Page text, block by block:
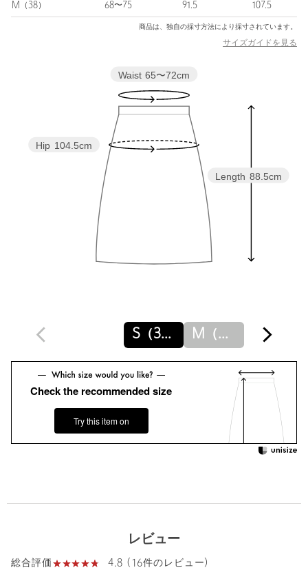
============================
============================
※商品に「取り扱い上の注意書き」、「洗濯表示」がございます
場合は、使用前に必ずご確認ください。
※商品画像は、光の当たり具合やパソコンなどの閲覧環境によ
り、実際の色味と異なって見える場合がございます。あらかじめ
※画像の商品はサンプルです。実際の商品と色味、仕様、加工、
サイズ、素材等が若干異なる場合がございます。
商品詳細
注文キャンセル 対象商品
返品等について
64％ 複合繊維(ポリエステル)36％
洗濯表示 -
M（38） 68〜75 91.5 107.5
商品は、独自の採寸方法により採寸されています。
サイズガイドを見る
Length 88.5cm
Hip 104.5cm
Waist 65〜72cm
S（36） M（38）
Check the recommended size
Try this item on
レビュー
総合評価
4.8 (16件のレビュー)